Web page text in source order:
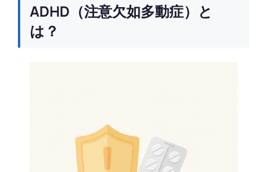
ADHD（注意欠如多動症）と
は？